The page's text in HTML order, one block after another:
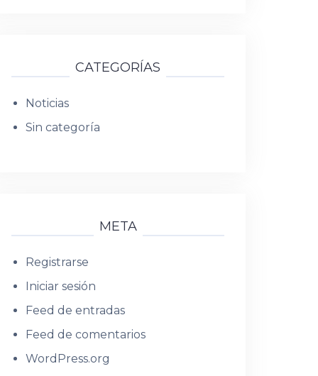
CATEGORÍAS
Noticias
Sin categoría
META
Registrarse
Iniciar sesión
Feed de entradas
Feed de comentarios
WordPress.org